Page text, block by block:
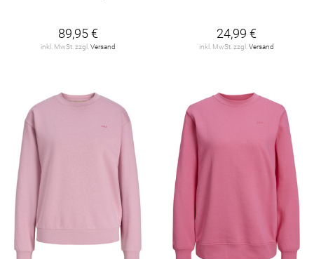
89,95 €
inkl. MwSt. zzgl. Versand
24,99 €
inkl. MwSt. zzgl. Versand